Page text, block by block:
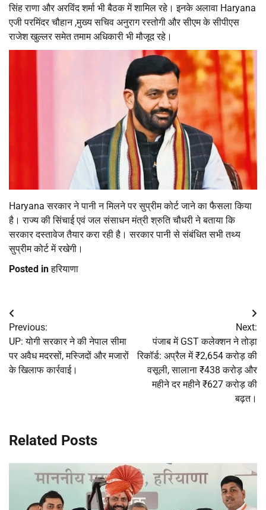
सिंह राणा और अरविंद शर्मा भी बैठक में शामिल रहे। इनके अलावा Haryana
एजी परमिंदर चौहान ,मुख्य सचिव अनुराग रस्तोगी और सीएम के सीपीएस
राजेश खुल्लर समेत तमाम अधिकारी भी मौजूद रहे।
Haryana सरकार ने पानी न मिलने पर सुप्रीम कोर्ट जाने का फैसला किया
है। राज्य की सिंचाई एवं जल संसाधन मंत्री श्रुति चौधरी ने बताया कि
सरकार दस्तावेज तैयार करा रही है। सरकार पानी से संबंधित सभी तथ्य
सुप्रीम कोर्ट में रखेगी।
Posted inहरियाणा
Post
navigation
Previous:
UP: योगी सरकार ने की नेपाल सीमा
पर अवैध मदरसों, मस्जिदों और मजारों
के खिलाफ कार्रवाई।
Next:
पंजाब में GST कलेक्शन ने तोड़ा
रिकॉर्ड: अप्रैल में ₹2,654 करोड़ की
वसूली, सालाना ₹438 करोड़ और
महीने दर महीने ₹627 करोड़ की
बढ़त।
Related Posts